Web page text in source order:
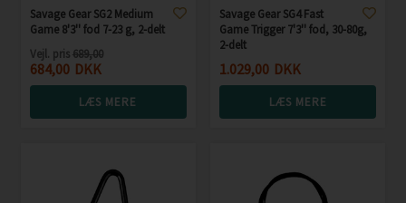
Savage Gear SG2 Medium
Game 8'3'' fod 7-23 g, 2-delt
Vejl. pris689,00
684,00 DKK
LÆS MERE
Savage Gear SG4 Fast
Game Trigger 7'3'' fod, 30-80g,
2-delt
1.029,00 DKK
LÆS MERE